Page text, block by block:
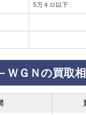
5万キロ以下
ＷＧＮの買取